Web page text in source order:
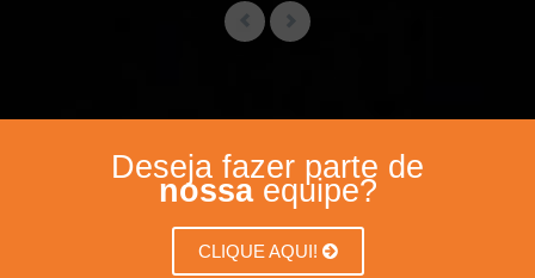
Deseja fazer parte de
nossaequipe?
CLIQUE AQUI!